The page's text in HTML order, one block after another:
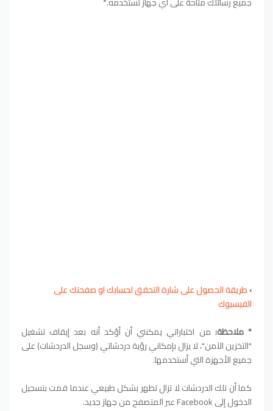
›طريقة الحصول على شارة التحقق لحسابك او صفحتك على
الفيسبوك
* ملاحظة: من اختباراتي يمكنني أن أؤكد أنه بعد إيقاف تشغيل
"التخزين الآمن"، لا يزال بإمكاني رؤية دردشاتي (وسجل الدردشات) على
جميع الأجهزة التي أستخدمها.
كما أن تلك الدردشات لا تزال تظهر بشكل طبيعي عندما قمت بتسجيل
الدخول إلى Facebook عبر المتصفح من جهاز جديد.